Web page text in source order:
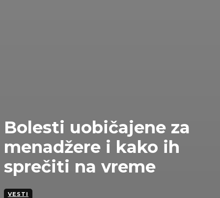
Bolesti uobičajene za
menadžere i kako ih
sprečiti na vreme
VESTI